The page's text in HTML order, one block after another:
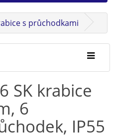
s průchodkami
SK krabice
6
IP55